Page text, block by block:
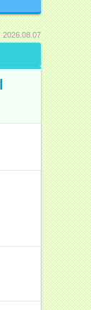
2026.08.07